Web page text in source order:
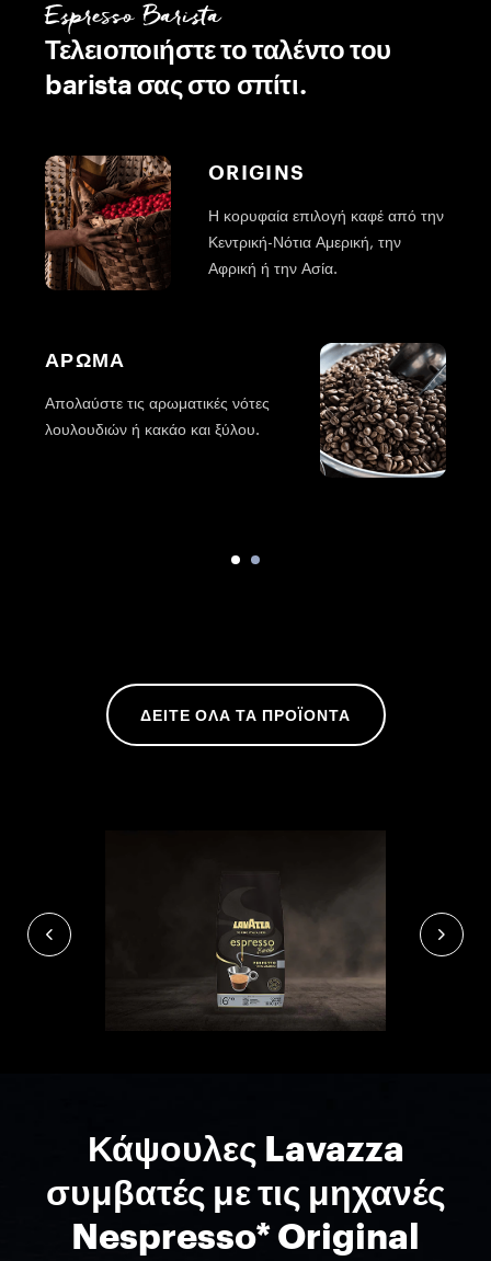
Espresso Barista
Τελειοποιήστε το ταλέντο του
barista σας στο σπίτι.
ORIGINS
Η κορυφαία επιλογή καφέ από την
Κεντρική-Νότια Αμερική, την
Αφρική ή την Ασία.
ΑΡΩΜΑ
Απολαύστε τις αρωματικές νότες
λουλουδιών ή κακάο και ξύλου.
ΔΕΙΤΕ ΟΛΑ ΤΑ ΠΡΟΪΟΝΤΑ
Κάψουλες Lavazza
συμβατές με τις μηχανές
Nespresso* Original